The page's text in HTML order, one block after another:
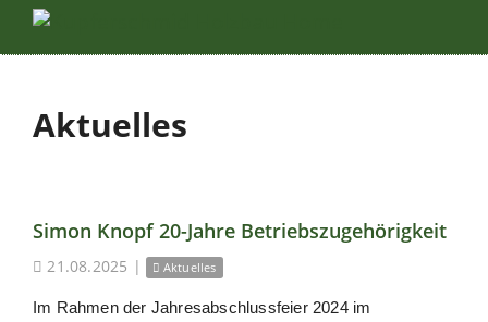
Aktuelles
Simon Knopf 20-Jahre Betriebszugehörigkeit
21.08.2025 | Aktuelles
Im Rahmen der Jahresabschlussfeier 2024 im